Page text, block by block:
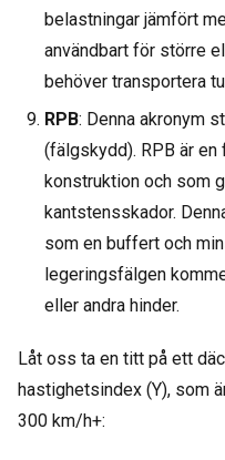
belastningar jämfört
användbart för större
behöver transportera
RPB: Denna akronym
(fälgskydd). RPB är
konstruktion och som
kantstensskador.
som en buffert och
legeringsfälgen
eller andra hinder.
Låt oss ta en titt på ett
hastighetsindex (Y), som
300 km/h+: